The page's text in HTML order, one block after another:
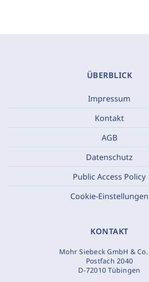
ÜBERBLICK
Impressum
Kontakt
AGB
Datenschutz
Public Access Policy
Cookie-Einstellungen
KONTAKT
Mohr Siebeck GmbH & Co.
Postfach 2040
D-72010 Tübingen